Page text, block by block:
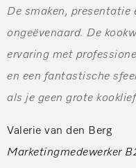
De smaken,
ongeëvenaard. De
ervaring met
en een fantastische
als je geen grote
Valerie van den Berg
Marketingmedewerker